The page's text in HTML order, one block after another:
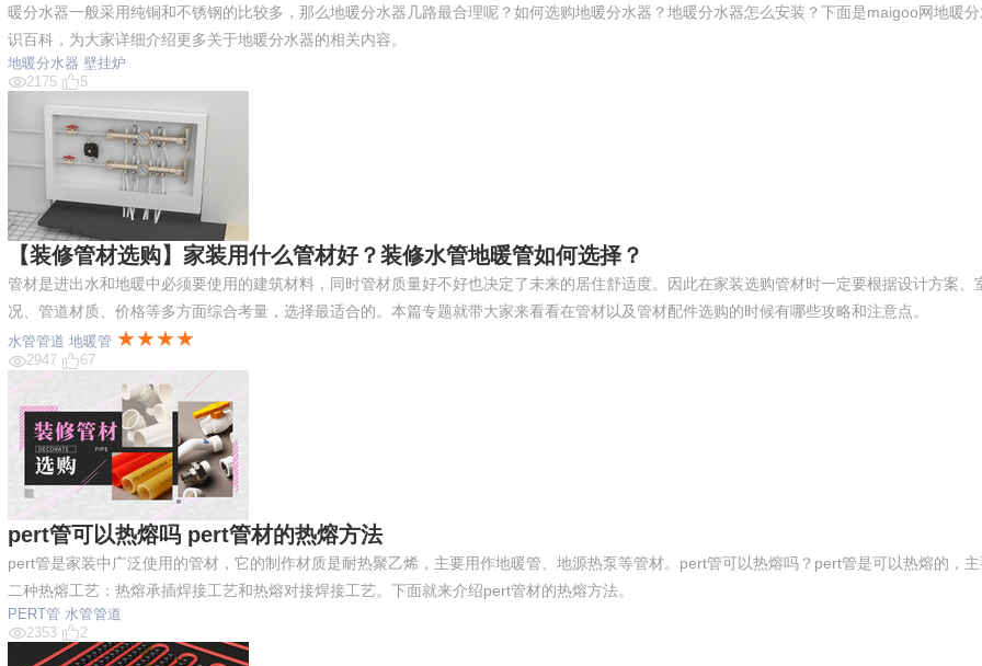
暖分水器一般采用纯铜和不锈钢的比较多，那么地暖分水器几路最合理呢？如何选购地暖分水器？地暖分水器怎么安装？下面是maigoo网地暖
识百科，为大家详细介绍更多关于地暖分水器的相关内容。
地暖分水器 壁挂炉
2175
5
【装修管材选购】家装用什么管材好？装修水管地暖管如何选择？
管材是进出水和地暖中必须要使用的建筑材料，同时管材质量好不好也决定了未来的居住舒适度。因此在家装选购管材时一定要根据设计方案、
况、管道材质、价格等多方面综合考量，选择最适合的。本篇专题就带大家来看看在管材以及管材配件选购的时候有哪些攻略和注意点。
水管管道 地暖管 ★★★★
2947 67
pert管可以热熔吗 pert管材的热熔方法
pert管是家装中广泛使用的管材，它的制作材质是耐热聚乙烯，主要用作地暖管、地源热泵等管材。pert管可以热熔吗？pert管是可以热熔的，
二种热熔工艺：热熔承插焊接工艺和热熔对接焊接工艺。下面就来介绍pert管材的热熔方法。
PERT管 水管管道
2353
2